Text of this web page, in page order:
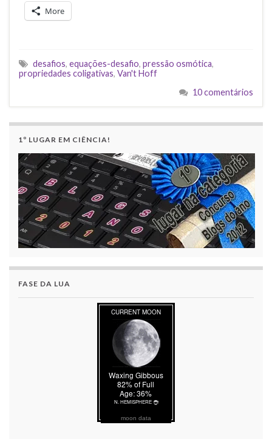
More
desafios, equações-desafio, pressão osmótica,
propriedades coligativas, Van't Hoff
10 comentários
1º LUGAR EM CIÊNCIA!
FASE DA LUA
moon data